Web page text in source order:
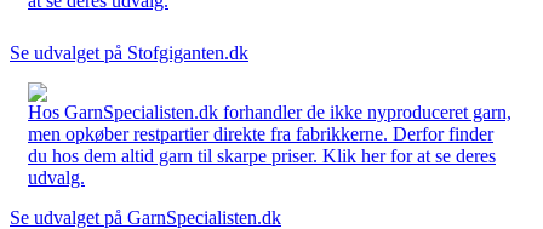
Se udvalget på Stofgiganten.dk
Hos GarnSpecialisten.dk forhandler de ikke nyproduceret garn,
men opkøber restpartier direkte fra fabrikkerne. Derfor finder
du hos dem altid garn til skarpe priser. Klik her for at se deres
udvalg.
Se udvalget på GarnSpecialisten.dk